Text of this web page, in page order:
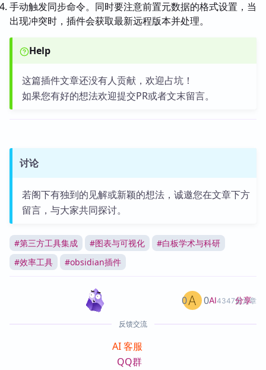
手动触发同步命令。同时要注意前置元数据的格式设置，当
出现冲突时，插件会获取最新远程版本并处理。
Help
这篇插件文章还没有人贡献，欢迎占坑！
如果您有好的想法欢迎提交PR或者文末留言。
讨论
若阁下有独到的见解或新颖的想法，诚邀您在文章下方
留言，与大家共同探讨。
#第三方工具集成 #图表与可视化 #白板学术与科研
#效率工具 #obsidian插件
AI4347篇文章
0 0 分享
反馈交流
AI 客服
QQ群